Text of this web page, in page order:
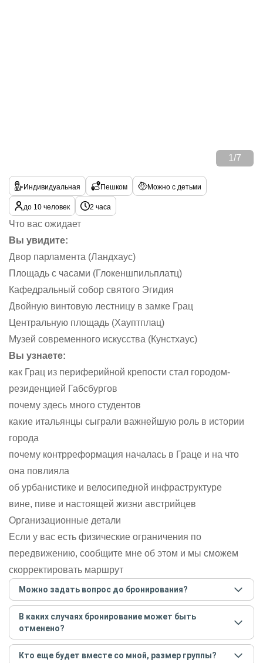
1 /7
Индивидуальная Пешком Можно с детьми
до 10 человек 2 часа
Что вас ожидает
Вы увидите:
Двор парламента (Ландхаус)
Площадь с часами (Глокеншпильплатц)
Кафедральный собор святого Эгидия
Двойную винтовую лестницу в замке Грац
Центральную площадь (Хауптплац)
Музей современного искусства (Кунстхаус)
Вы узнаете:
как Грац из периферийной крепости стал городом-
резиденцией Габсбургов
почему здесь много студентов
какие итальянцы сыграли важнейшую роль в истории
города
почему контрреформация началась в Граце и на что
она повлияла
об урбанистике и велосипедной инфраструктуре
вине, пиве и настоящей жизни австрийцев
Организационные детали
Если у вас есть физические ограничения по
передвижению, сообщите мне об этом и мы сможем
скорректировать маршрут
Можно задать вопрос до бронирования?
Достаточно перейти по ссылке «Задать вопрос» и
написать гиду. Платить при этом не нужно. Сначала
согласуйте с гидом интересующие вас вопросы и после
этого бронируйте экскурсию.Задать вопрос.
В каких случаях бронирование может быть
отменено?
Только в случае неблагоприятных погодных условий,
например, если экскурсия на кораблике, а по прогнозу
Кто еще будет вместе со мной, размер группы?